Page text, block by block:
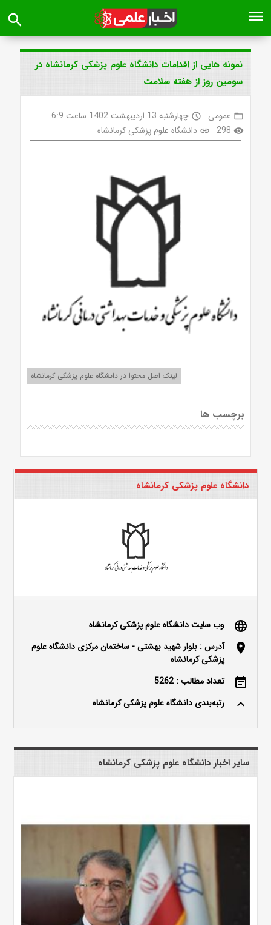
menu
search
نمونه هایی از اقدامات دانشگاه علوم پزشکی کرمانشاه در
سومین روز از هفته سلامت
folder_open عمومی access_time چهارشنبه 13 اردیبهشت 1402 ساعت 6:9
visibility
298
link دانشگاه علوم پزشکی کرمانشاه
لینک اصل محتوا در دانشگاه علوم پزشکی کرمانشاه
برچسب ها
دانشگاه علوم پزشکی کرمانشاه
language وب سایت دانشگاه علوم پزشکی کرمانشاه
location_on
آدرس : بلوار شهید بهشتی - ساختمان مرکزی دانشگاه علوم
پزشکی کرمانشاه
event_note تعداد مطالب : 5262
keyboard_arrow_up رتبه‌بندی دانشگاه علوم پزشکی کرمانشاه
سایر اخبار دانشگاه علوم پزشکی کرمانشاه